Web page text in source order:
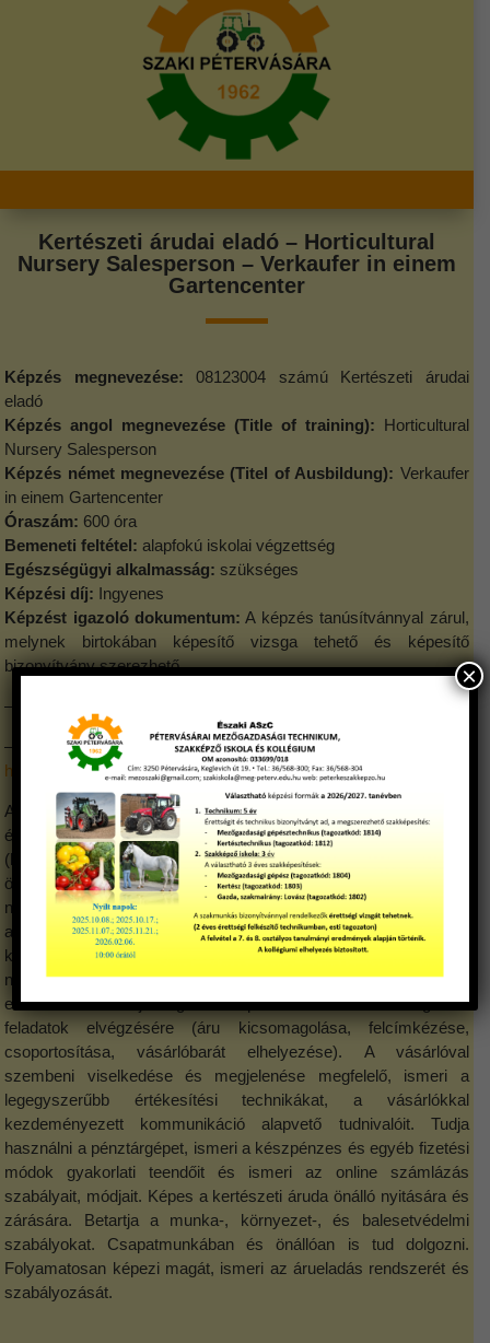
Kertészeti árudai eladó – Horticultural
Nursery Salesperson – Verkaufer in einem
Gartencenter
Képzés megnevezése: 08123004 számú Kertészeti árudai
eladó
Képzés angol megnevezése (Title of training): Horticultural
Nursery Salesperson
Képzés német megnevezése (Titel of Ausbildung): Verkaufer
in einem Gartencenter
Óraszám: 600 óra
Bemeneti feltétel: alapfokú iskolai végzettség
Egészségügyi alkalmasság: szükséges
Képzési díj: Ingyenes
Képzést igazoló dokumentum: A képzés tanúsítvánnyal zárul,
melynek birtokában képesítő vizsga tehető és képesítő
bizonyítvány szerezhető.
–
– Képzési és kimeneti követelmény:
https://api.ikk.hu/v1/media/4013
A Kertészeti árudai eladó munkája során cserepes, konténeres
és szabad gyökerű illetve gyökér nélküli vágott élő növényekkel
(karácsonyi fenyő, fenyőágak, stb.), és ezek nevelésével
összefüggő eszközökkel, anyagokkal dolgozik, ezért a
növények tulajdonságainak ismerete, valamint a növénynevelés
anyagainak, eszközeinek felhasználásának ismerete alapvető a
kertészeti árudai tevékenység szakszerű elvégzéséhez. A
növényeket megfelelően kezeli, ápolja. Az áruátvételt, leltározást
előírás szerint tudja végezni. Képes az értékesítést megelőző
feladatok elvégzésére (áru kicsomagolása, felcímkézése,
csoportosítása, vásárlóbarát elhelyezése). A vásárlóval
szembeni viselkedése és megjelenése megfelelő, ismeri a
legegyszerűbb értékesítési technikákat, a vásárlókkal
kezdeményezett kommunikáció alapvető tudnivalóit. Tudja
használni a pénztárgépet, ismeri a készpénzes és egyéb fizetési
módok gyakorlati teendőit és ismeri az online számlázás
szabályait, módjait. Képes a kertészeti áruda önálló nyitására és
zárására. Betartja a munka-, környezet-, és balesetvédelmi
szabályokat. Csapatmunkában és önállóan is tud dolgozni.
Folyamatosan képezi magát, ismeri az árueladás rendszerét és
szabályozását.
×